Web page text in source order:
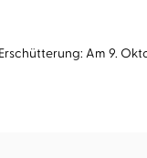
Am 9.